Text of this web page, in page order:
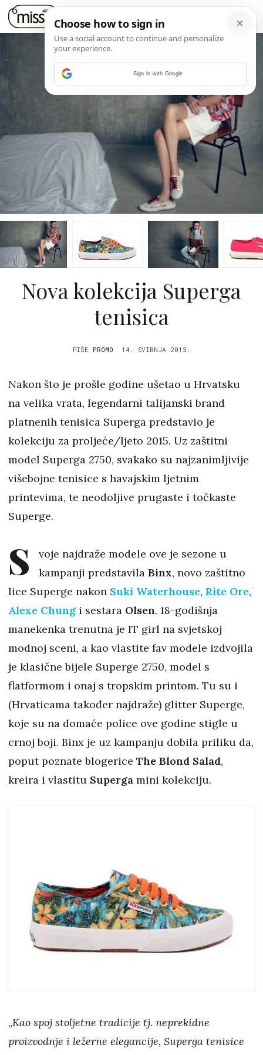
Nova kolekcija Superga
tenisica
PIŠE PROMO 14. SVIBNJA 2015.
Nakon što je prošle godine ušetao u Hrvatsku
na velika vrata, legendarni talijanski brand
platnenih tenisica Superga predstavio je
kolekciju za proljeće/ljeto 2015. Uz zaštitni
model Superga 2750, svakako su najzanimljivije
višebojne tenisice s havajskim ljetnim
printevima, te neodoljive prugaste i točkaste
Superge.
S
voje najdraže modele ove je sezone u
kampanji predstavila Binx, novo zaštitno
lice Superge nakon Suki Waterhouse, Rite Ore,
Alexe Chung i sestara Olsen. 18-godišnja
manekenka trenutna je IT girl na svjetskoj
modnoj sceni, a kao vlastite fav modele izdvojila
je klasične bijele Superge 2750, model s
flatformom i onaj s tropskim printom. Tu su i
(Hrvaticama također najdraže) glitter Superge,
koje su na domaće police ove godine stigle u
crnoj boji. Binx je uz kampanju dobila priliku da,
poput poznate blogerice The Blond Salad,
kreira i vlastitu Superga mini kolekciju.
„Kao spoj stoljetne tradicije tj. neprekidne
proizvodnje i ležerne elegancije, Superga tenisice
Sign in with Google